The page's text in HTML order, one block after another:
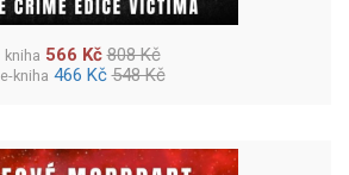
kniha 566 Kč 808 Kč
e-kniha 466 Kč 548 Kč